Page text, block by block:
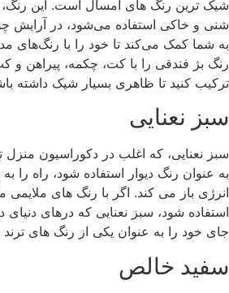
شیک ترین رنگ های امسال است. این
شنی و خاکی استفاده می‌شود، در آرایش
به شما کمک می‌کند تا خود را با رنگ‌های
رنگ بژ فندقی را با کت، چکمه، پیراهن و
ترکیب کنید تا ظاهری بسیار شیک داشته
سبز نعنایی
سبز نعنایی، که اغلب در دکوراسیون منزل
به عنوان رنگ دیوار استفاده شود، راه را
انرژی باز می کند. اگر با رنگ های ملایمی
استفاده شود، سبز نعنایی که درهای دنیای
جای خود را به عنوان یکی از رنگ های
سفید خالص